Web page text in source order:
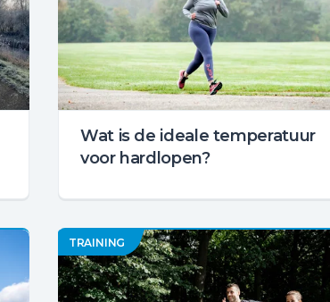
Wat is de ideale temperatuur
voor hardlopen?
TRAINING